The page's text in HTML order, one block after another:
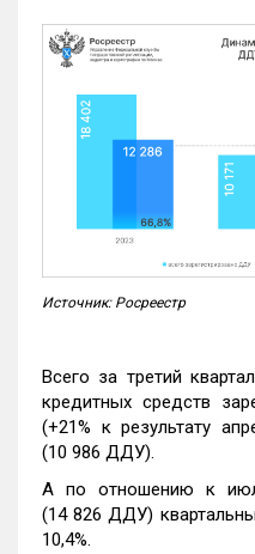
Источник: Росреестр
Всего за третий
кредитных средств
(+21% к результату
(10 986 ДДУ).
А по отношению к
(14 826 ДДУ)
10,4%.